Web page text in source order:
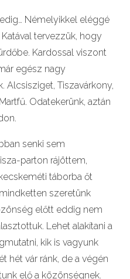
Némelyikkel eléggé
tervezzük, hogy
Kardossal viszont
egész nagy
Alcsisziget, Tiszavárkony,
Odatekerünk, aztán
senki sem
parton rájöttem,
táborba őt
szeretünk
előtt eddig nem
Lehet alakítani a
kik is vagyunk
hét vár ránk, de a végén
elő a közönségnek.